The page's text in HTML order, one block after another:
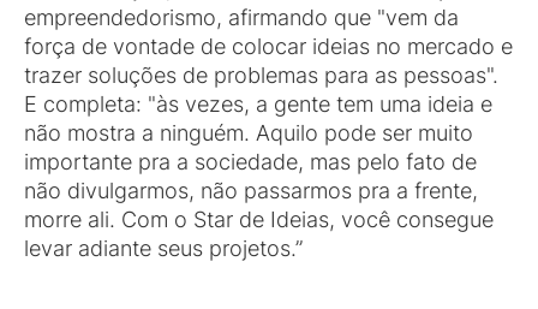
empreendedorismo, afirmando que "vem da
força de vontade de colocar ideias no mercado e
trazer soluções de problemas para as pessoas".
E completa: "às vezes, a gente tem uma ideia e
não mostra a ninguém. Aquilo pode ser muito
importante pra a sociedade, mas pelo fato de
não divulgarmos, não passarmos pra a frente,
morre ali. Com o Star de Ideias, você consegue
levar adiante seus projetos.”